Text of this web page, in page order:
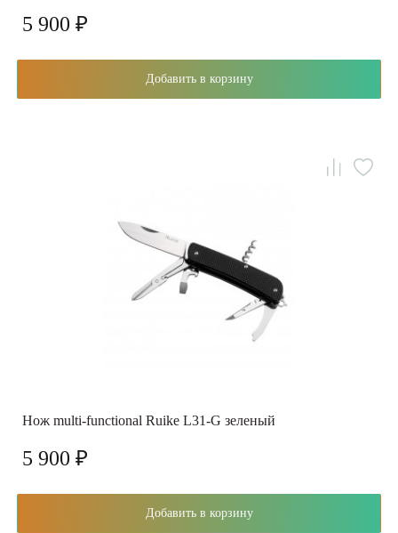
5 900 ₽
Добавить в корзину
Нож multi-functional Ruike L31-G зеленый
5 900 ₽
Добавить в корзину